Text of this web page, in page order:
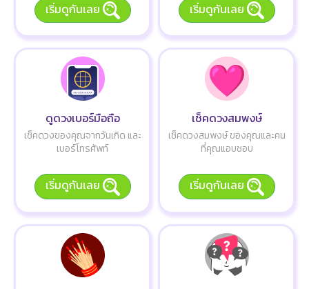
เริ่มดูกันเลย เริ่มดูกันเลย
ดูดวงเบอร์มือถือ
เช็คดวงของคุณจากวันเกิด และ
เบอร์โทรศัพท์
เริ่มดูกันเลย
เช็คดวงสมพงษ์
เช็คดวงสมพงษ์ ของคุณและคน
ที่คุณแอบชอบ
เริ่มดูกันเลย